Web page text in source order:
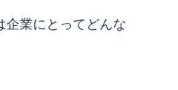
企業にとってどんな